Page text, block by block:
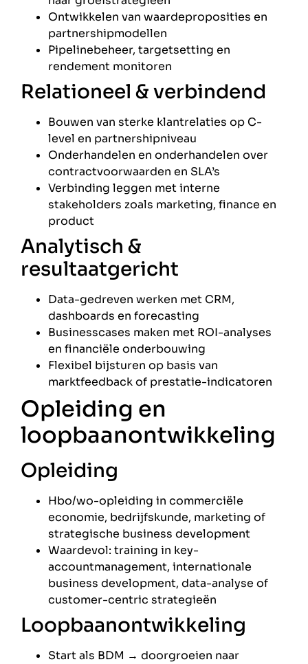
Ontwikkelen van waardeproposities en
partnershipmodellen
Pipelinebeheer, targetsetting en
rendement monitoren
Relationeel & verbindend
Bouwen van sterke klantrelaties op C-
level en partnershipniveau
Onderhandelen en onderhandelen over
contractvoorwaarden en SLA’s
Verbinding leggen met interne
stakeholders zoals marketing, finance en
product
Analytisch &
resultaatgericht
Data-gedreven werken met CRM,
dashboards en forecasting
Businesscases maken met ROI-analyses
en financiële onderbouwing
Flexibel bijsturen op basis van
marktfeedback of prestatie-indicatoren
Opleiding en
loopbaanontwikkeling
Opleiding
Hbo/wo-opleiding in commerciële
economie, bedrijfskunde, marketing of
strategische business development
Waardevol: training in key-
accountmanagement, internationale
business development, data-analyse of
customer-centric strategieën
Loopbaanontwikkeling
Start als BDM → doorgroeien naar